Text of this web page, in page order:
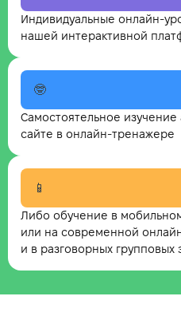
Индивидуальные онлайн-
нашей интерактивной
🤓
Самостоятельное
сайте в онлайн-тренажере
📱
Либо обучение в
или на современной
и в разговорных групповых